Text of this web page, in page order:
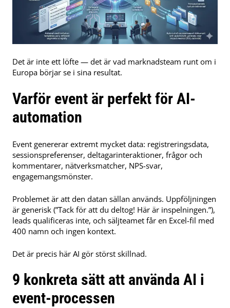
Det är inte ett löfte — det är vad marknadsteam runt om i
Europa börjar se i sina resultat.
Varför event är perfekt för AI-
automation
Event genererar extremt mycket data: registreringsdata,
sessionspreferenser, deltagarinteraktioner, frågor och
kommentarer, nätverksmatcher, NPS-svar,
engagemangsmönster.
Problemet är att den datan sällan används. Uppföljningen
är generisk (”Tack för att du deltog! Här är inspelningen.”),
leads qualificeras inte, och säljteamet får en Excel-fil med
400 namn och ingen kontext.
Det är precis här AI gör störst skillnad.
9 konkreta sätt att använda AI i
event-processen